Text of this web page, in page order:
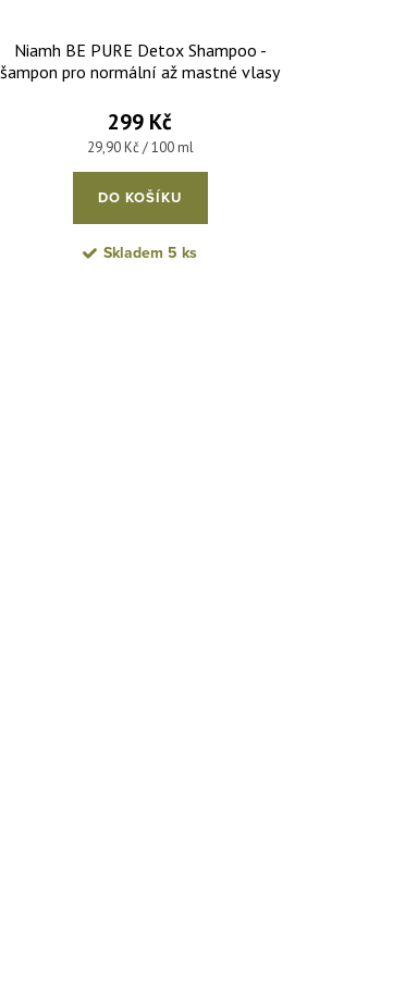
Niamh BE PURE Detox Shampoo -
šampon pro normální až mastné vlasy
299 Kč
Měrná cena:
29,90 Kč / 100 ml
DO KOŠÍKU
Skladem 5 ks